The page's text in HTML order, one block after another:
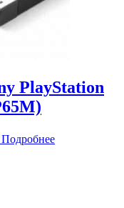
PlayStation
цена:
Подробнее